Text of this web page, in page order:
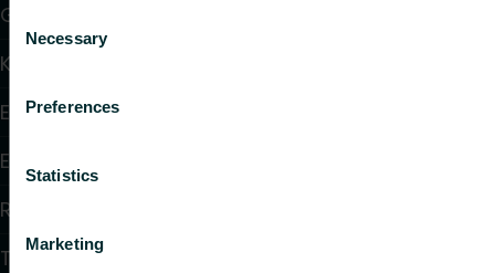
Consent
Selection
Necessary
Preferences
Statistics
Marketing
Golvvärme och golvkylning
Konvektorer och fläktkonvektorer
Elektrisk uppvärmning
Elektronisk styrning
Reglering
Tappvattensystem